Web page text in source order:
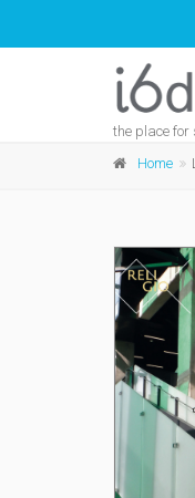
the place for
Home